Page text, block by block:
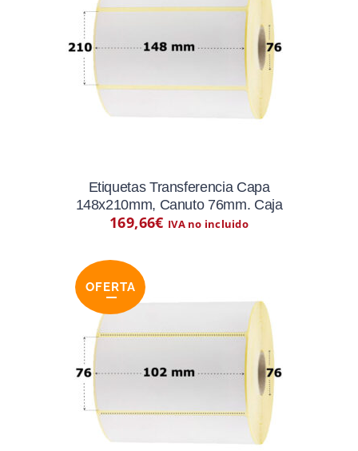
Etiquetas Transferencia Capa
148x210mm, Canuto 76mm. Caja
169,66€ IVA no incluido
OFERTA